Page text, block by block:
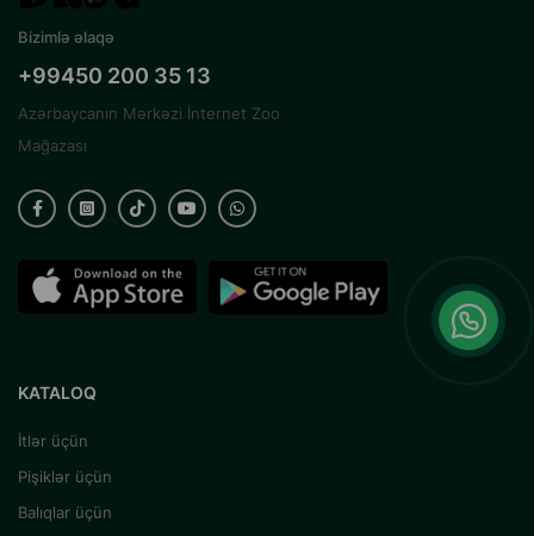
Bizimlə əlaqə
+99450 200 35 13
Azərbaycanın Mərkəzi İnternet Zoo
Mağazası
KATALOQ
İtlər üçün
Pişiklər üçün
Balıqlar üçün